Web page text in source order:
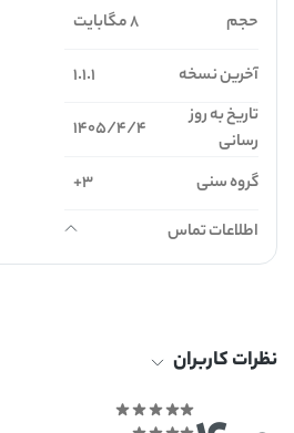
حجم
8 مگابایت
آخرین نسخه
1.1.1
تاریخ به روز
رسانی
1405/4/4
گروه سنی
3+
اطلاعات تماس
نظرات کاربران